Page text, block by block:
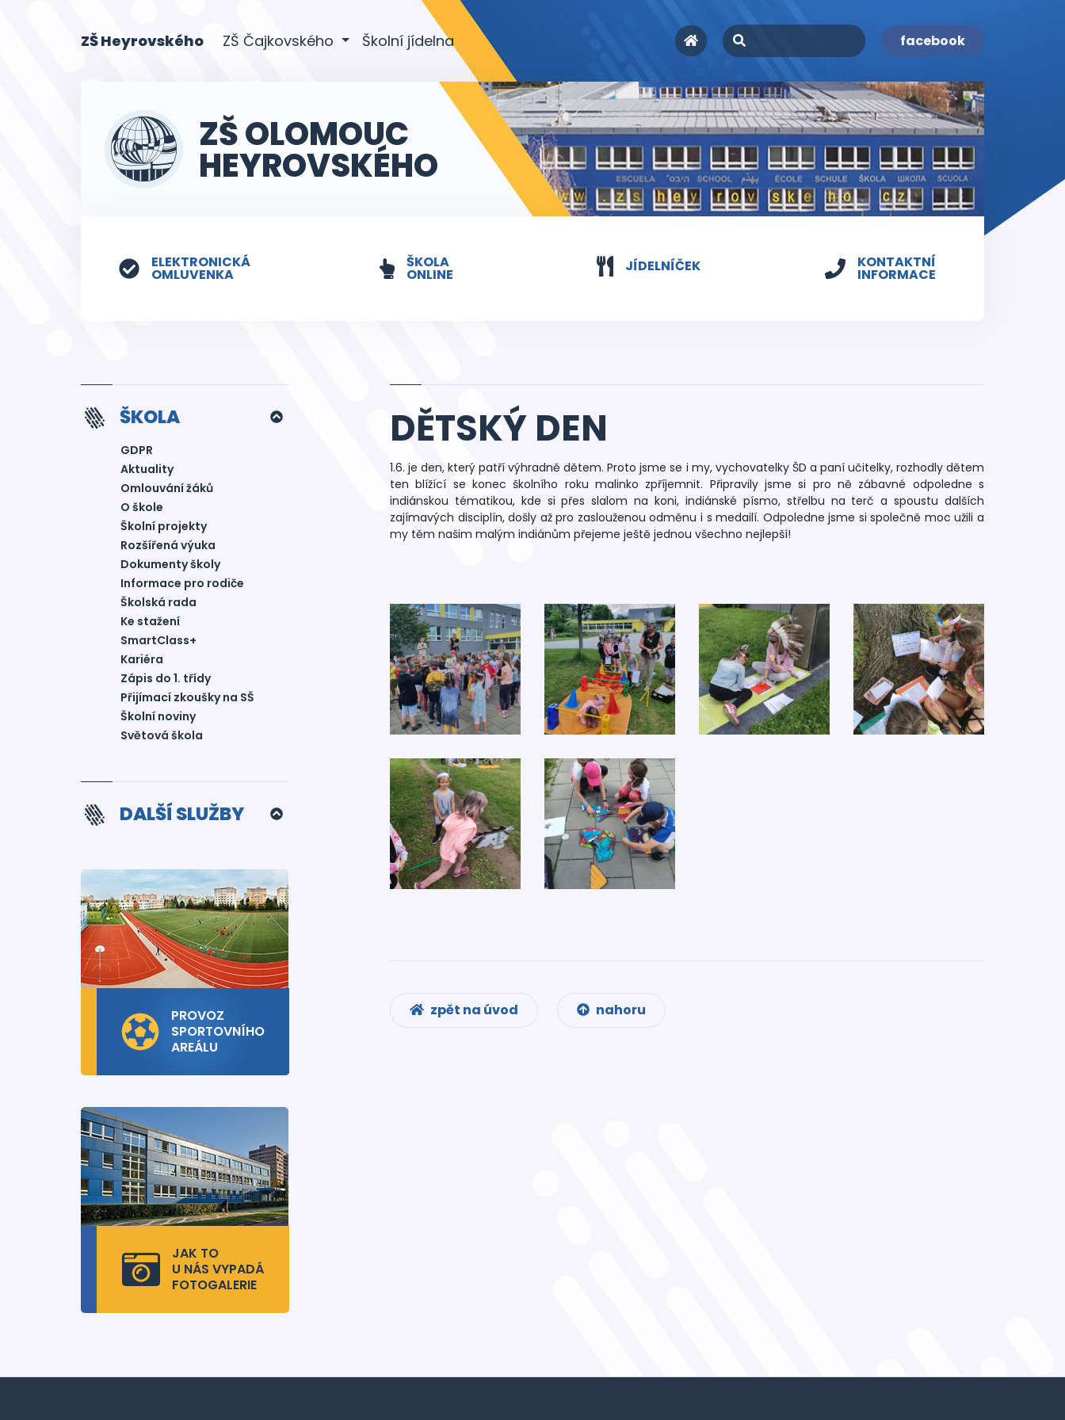
ZŠ Heyrovského(current)
ZŠ Čajkovského Školní jídelna facebook
ZŠ OLOMOUC
HEYROVSKÉHO
ELEKTRONICKÁ
OMLUVENKA
ŠKOLA
ONLINE JÍDELNÍČEK KONTAKTNÍ
INFORMACE
ŠKOLA
GDPR
Aktuality
Omlouvání žáků
O škole
Školní projekty
Rozšířená výuka
Dokumenty školy
Informace pro rodiče
Školská rada
Ke stažení
SmartClass+
Kariéra
Zápis do 1. třídy
Přijímací zkoušky na SŠ
Školní noviny
Světová škola
DALŠÍ SLUŽBY
PROVOZ
SPORTOVNÍHO
AREÁLU
JAK TO
U NÁS VYPADÁ
FOTOGALERIE
DĚTSKÝ DEN
1.6. je den, který patří výhradně dětem. Proto jsme se i my, vychovatelky ŠD a paní učitelky, rozhodly dětem
ten blížící se konec školního roku malinko zpříjemnit. Připravily jsme si pro ně zábavné odpoledne s
indiánskou tématikou, kde si přes slalom na koni, indiánské písmo, střelbu na terč a spoustu dalších
zajímavých disciplín, došly až pro zaslouženou odměnu i s medailí. Odpoledne jsme si společně moc užili a
my těm našim malým indiánům přejeme ještě jednou všechno nejlepší!
zpět na úvod nahoru